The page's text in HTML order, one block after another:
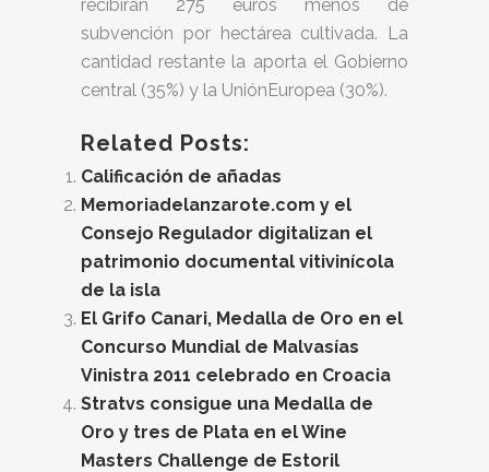
recibirán 275 euros menos de
subvención por hectárea cultivada. La
cantidad restante la aporta el Gobierno
central (35%) y la UniónEuropea (30%).
Related Posts:
Calificación de añadas
Memoriadelanzarote.com y el
Consejo Regulador digitalizan el
patrimonio documental vitivinícola
de la isla
El Grifo Canari, Medalla de Oro en el
Concurso Mundial de Malvasías
Vinistra 2011 celebrado en Croacia
Stratvs consigue una Medalla de
Oro y tres de Plata en el Wine
Masters Challenge de Estoril